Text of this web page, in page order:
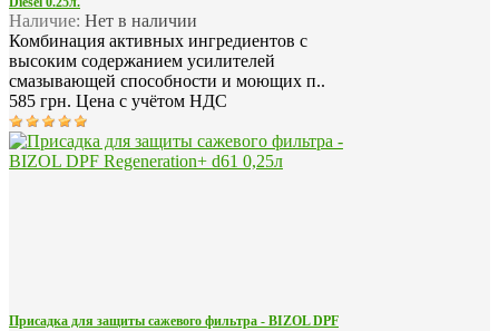
Наличие: Нет в наличии
Комбинация активных ингредиентов с
высоким содержанием усилителей
смазывающей способности и моющих п..
585 грн. Цена с учётом НДС
Присадка для защиты сажевого фильтра - BIZOL DPF